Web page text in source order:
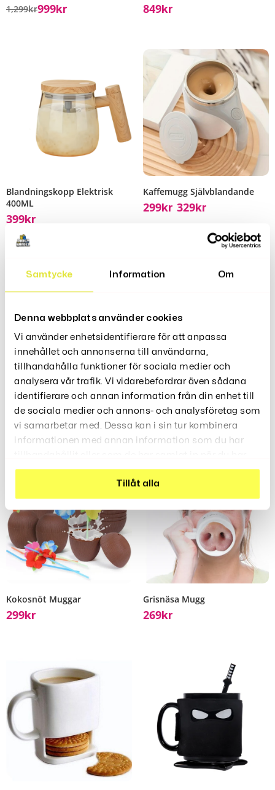
Samtycke Information Om
Denna webbplats använder cookies
Vi använder enhetsidentifierare för att anpassa
innehållet och annonserna till användarna,
tillhandahålla funktioner för sociala medier och
analysera vår trafik. Vi vidarebefordrar även sådana
identifierare och annan information från din enhet till
de sociala medier och annons- och analysföretag som
vi samarbetar med. Dessa kan i sin tur kombinera
informationen med annan information som du har
använt deras tjänster.
Tillåt alla
1,299Kr999Kr 849Kr
Blandningskopp Elektrisk
400ML
399Kr
Kaffemugg Självblandande
299Kr 329Kr
Kaffemugg – Kameraobjektiv
249
Kopparvärmare – USB
229 249Kr
Kokosnöt Muggar
299Kr
Grisnäsa Mugg
269Kr